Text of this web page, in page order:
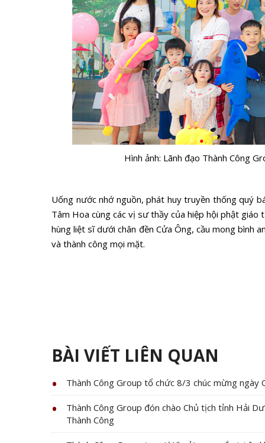
Hình ảnh: Lãnh đạo Thành Công
Uống nước nhớ nguồn, phát huy truyền thống quý
Tâm Hoa cùng các vị sư thầy của hiệp hội phật giáo
hùng liệt sĩ dưới chân đền Cửa Ông, cầu mong bình
và thành công mọi mặt.
BÀI VIẾT LIÊN QUAN
Thành Công Group tổ chức 8/3 chúc mừng ngày
Thành Công Group đón chào Chủ tịch tỉnh Hải
Thành Công